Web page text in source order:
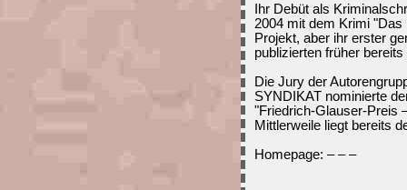
Ihr Debüt als
2004 mit dem Krimi
Projekt, aber ihr erster
publizierten früher
Die Jury der
SYNDIKAT nominierte
"Friedrich-Glauser-Preis
Mittlerweile liegt bereits
Homepage: – – –